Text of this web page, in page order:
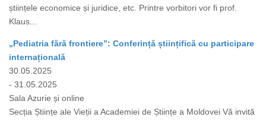
științele economice și juridice, etc. Printre vorbitori vor fi prof.
Klaus...
„Pediatria fără frontiere”: Conferință științifică cu participare
internațională
30.05.2025
- 31.05.2025
Sala Azurie și online
Secția Științe ale Vieții a Academiei de Științe a Moldovei Vă invită